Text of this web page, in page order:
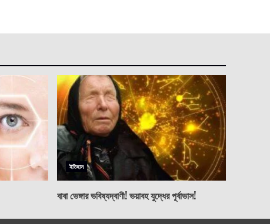
ইতিহাস
বাবা ভেঙ্গার ভবিষ্যদ্বাণী! ভয়াবহ যুদ্ধের পূর্বাভাস!